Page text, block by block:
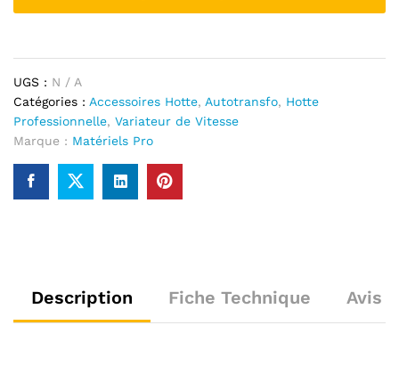
5A
UGS : N / A
Catégories : Accessoires Hotte, Autotransfo, Hotte
Professionnelle, Variateur de Vitesse
Marque : Matériels Pro
Description Fiche Technique Avis